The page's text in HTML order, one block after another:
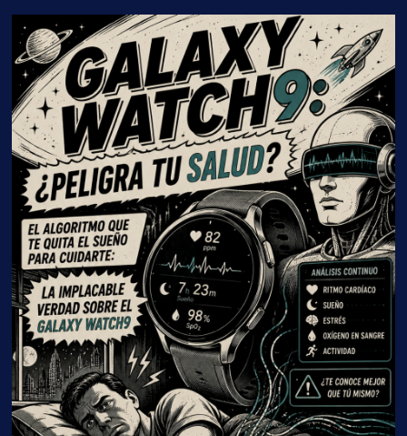
02
GALAXY WATCH9: ¿Peligra tu salud?